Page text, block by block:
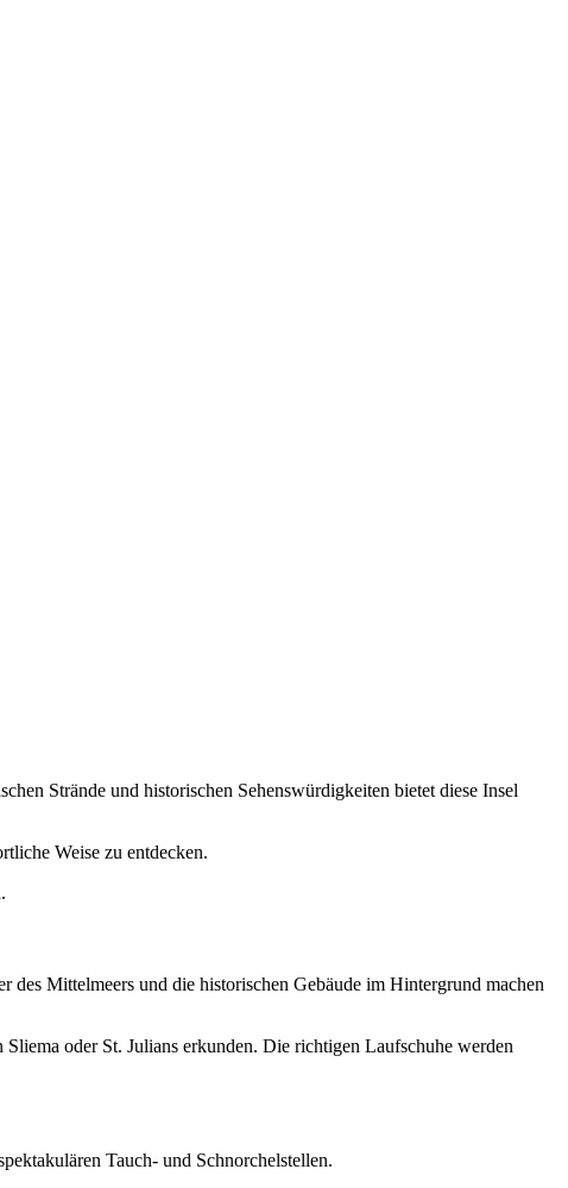
Strände und historischen Sehenswürdigkeiten bietet diese Insel
Weise zu entdecken.
Mittelmeers und die historischen Gebäude im Hintergrund machen
oder St. Julians erkunden. Die richtigen Laufschuhe werden
Tauch- und Schnorchelstellen.